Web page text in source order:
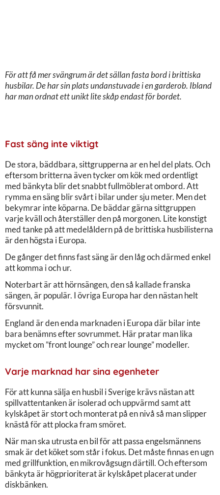
För att få mer svängrum är det sällan fasta bord i brittiska
husbilar. De har sin plats undanstuvade i en garderob. Ibland
har man ordnat ett unikt lite skåp endast för bordet.
Fast säng inte viktigt
De stora, bäddbara, sittgrupperna ar en hel del plats. Och
eftersom britterna även tycker om kök med ordentligt
med bänkyta blir det snabbt fullmöblerat ombord. Att
rymma en säng blir svårt i bilar under sju meter. Men det
bekymrar inte köparna. De bäddar gärna sittgruppen
varje kväll och återställer den på morgonen. Lite konstigt
med tanke på att medelåldern på de brittiska husbilisterna
är den högsta i Europa.
De gånger det finns fast säng är den låg och därmed enkel
att komma i och ur.
Noterbart är att hörnsängen, den så kallade franska
sängen, är populär. I övriga Europa har den nästan helt
försvunnit.
England är den enda marknaden i Europa där bilar inte
bara benämns efter sovrummet. Här pratar man lika
mycket om ”front lounge” och rear lounge” modeller.
Varje marknad har sina egenheter
För att kunna sälja en husbil i Sverige krävs nästan att
spillvattentanken är isolerad och uppvärmd samt att
kylskåpet är stort och monterat på en nivå så man slipper
knästå för att plocka fram smöret.
När man ska utrusta en bil för att passa engelsmännens
smak är det köket som står i fokus. Det måste finnas en ugn
med grillfunktion, en mikrovågsugn därtill. Och eftersom
bänkyta är högprioriterat är kylskåpet placerat under
diskbänken.